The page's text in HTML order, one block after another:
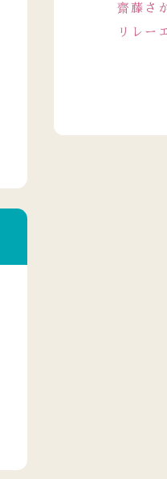
齋藤さ
リレー